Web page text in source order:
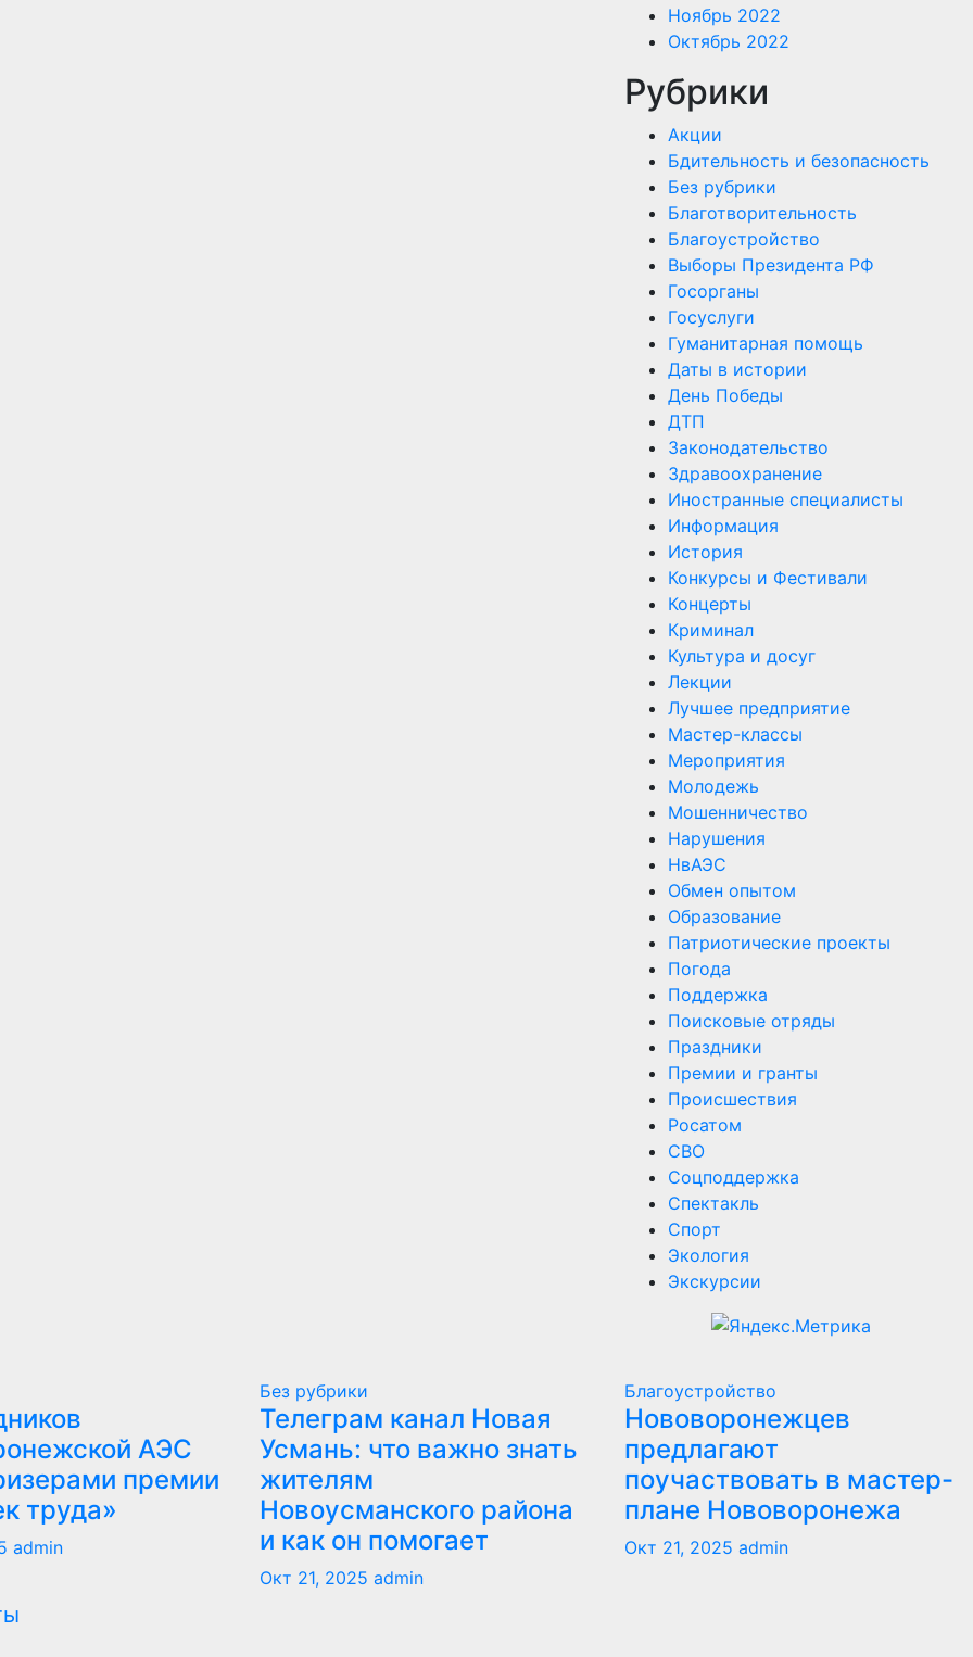
Ноябрь 2022
Октябрь 2022
Рубрики
Акции
Бдительность и безопасность
Без рубрики
Благотворительность
Благоустройство
Выборы Президента РФ
Госорганы
Госуслуги
Гуманитарная помощь
Даты в истории
День Победы
ДТП
Законодательство
Здравоохранение
Иностранные специалисты
Информация
История
Конкурсы и Фестивали
Концерты
Криминал
Культура и досуг
Лекции
Лучшее предприятие
Мастер-классы
Мероприятия
Молодежь
Мошенничество
Нарушения
НвАЭС
Обмен опытом
Образование
Патриотические проекты
Погода
Поддержка
Поисковые отряды
Праздники
Премии и гранты
Происшествия
Росатом
СВО
Соцподдержка
Спектакль
Спорт
Экология
Экскурсии
АЭС
премии
труда»
admin
Без рубрики
Телеграм канал Новая
Усмань: что важно знать
жителям
Новоусманского района
и как он помогает
Окт 21, 2025 admin
Благоустройство
Нововоронежцев
предлагают
поучаствовать в мастер-
плане Нововоронежа
Окт 21, 2025 admin